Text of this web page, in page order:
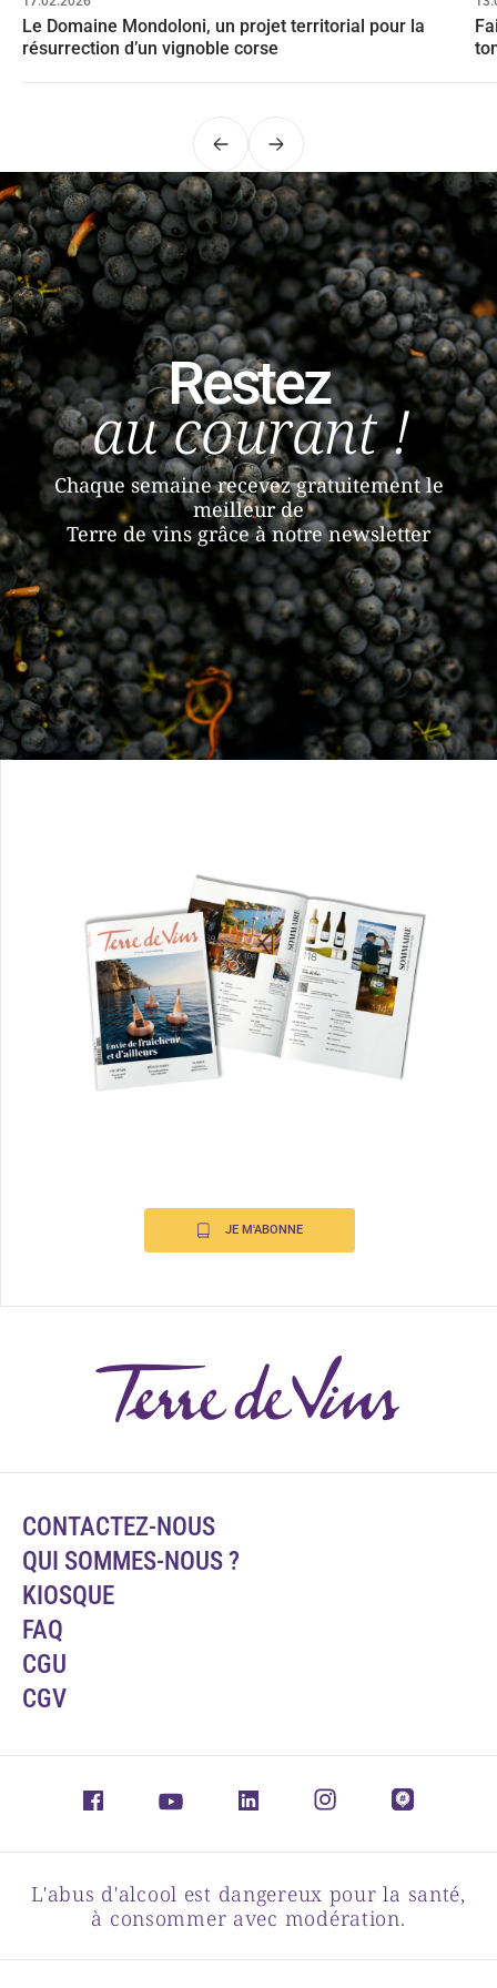
Le Domaine Mondoloni, un projet territorial pour la
résurrection d’un vignoble corse
PrécédentSuivant
Restez
au courant !
Chaque semaine recevez gratuitement le
meilleur de
Terre de vins grâce à notre newsletter
JE M'ABONNE
CONTACTEZ-NOUS
QUI SOMMES-NOUS ?
KIOSQUE
FAQ
CGU
CGV
L'abus d'alcool est dangereux pour la santé,
à consommer avec modération.